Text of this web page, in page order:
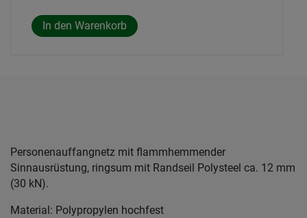
Personenauffangnetz mit flammhemmender
Sinnausrüstung, ringsum mit Randseil Polysteel ca. 12 mm
(30 kN).
Material: Polypropylen hochfest